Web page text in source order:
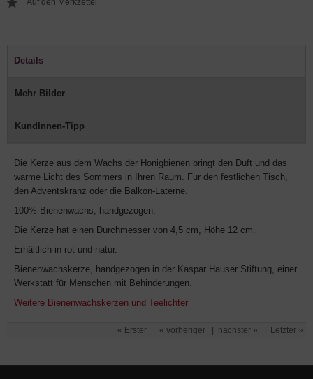
Details
Mehr Bilder
KundInnen-Tipp
Die Kerze aus dem Wachs der Honigbienen bringt den Duft und das
warme Licht des Sommers in Ihren Raum. Für den festlichen Tisch,
den Adventskranz oder die Balkon-Laterne.
100% Bienenwachs, handgezogen.
Die Kerze hat einen Durchmesser von 4,5 cm, Höhe 12 cm.
Erhältlich in rot und natur.
Bienenwachskerze, handgezogen in der Kaspar Hauser Stiftung, einer
Werkstatt für Menschen mit Behinderungen.
Weitere Bienenwachskerzen und Teelichter
« Erster « vorheriger nächster » Letzter »